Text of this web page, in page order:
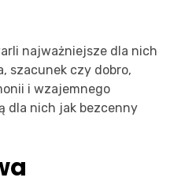
najważniejsze dla nich
szacunek czy dobro,
i wzajemnego
dla nich jak bezcenny